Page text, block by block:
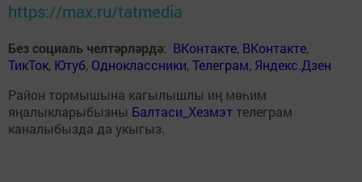
https://max.ru/tatmedia
Без социаль челтәрләрдә: ВКонтакте, ВКонтакте,
ТикТок, Ютуб, Одноклассники,Телеграм, Яндекс.Дзен
Район тормышына кагылышлы иң мөһим
яңалыкларыбызны Балтаси_Хезмэт телеграм
каналыбызда да укыгыз.